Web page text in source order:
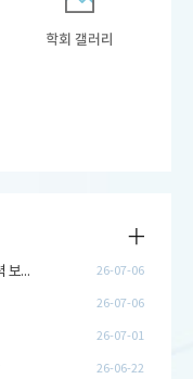
학회 갤러리
<공지>2026년도 하반기 환자안전 전담인력 보수교육 참가 안내 26-07-06
26-07-06
26-07-01
26-06-22